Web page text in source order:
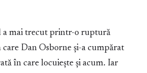
mai trecut printr-o ruptură
Dan Osborne și-a cumpărat
în care locuiește și acum. Iar